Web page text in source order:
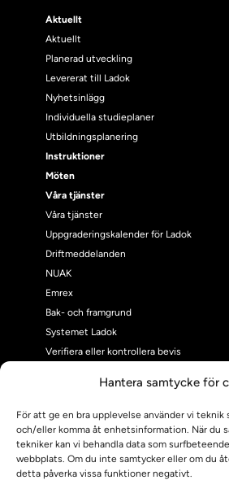
Hantera samtycke för
För att ge en bra upplevelse använder vi teknik
och/eller komma åt enhetsinformation. När du
tekniker kan vi behandla data som
webbplats. Om du inte samtycker eller om du
detta påverka vissa funktioner negativt.
Aktuellt
Aktuellt
Planerad utveckling
Levererat till Ladok
Nyhetsinlägg
Individuella studieplaner
Utbildningsplanering
Instruktioner
Möten
Våra tjänster
Våra tjänster
Uppgraderingskalender för Ladok
Driftmeddelanden
NUAK
Emrex
Bak- och framgrund
Systemet Ladok
Verifiera eller kontrollera bevis
Om oss
Om Ladokkonsortiet
Ladokkonsortiet internationellt
Vision, strategi och produktplan